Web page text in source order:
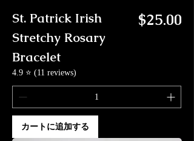
St. Patrick Irish
Stretchy Rosary
Bracelet
価格
$25.00
4.9 ⭐ (11 reviews)
カートに追加する